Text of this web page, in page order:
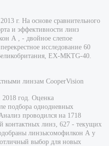
г. На основе сравнительного
и эффективности линз
А , - двойное слепое
исследование 60
EX-MKTG-40.
линзам CooperVision
год. Оценка
подбора однодневных
проводился на 1718
контактных линз, 627 - текущих
линзысомофилкон А у
выбор для новых